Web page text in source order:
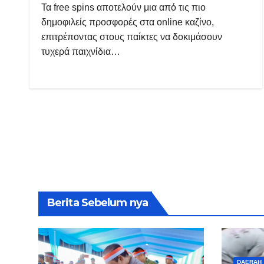
Τα free spins αποτελούν μια από τις πιο
δημοφιλείς προσφορές στα online καζίνο,
επιτρέποντας στους παίκτες να δοκιμάσουν
τυχερά παιχνίδια…
Berita Sebelum nya
DAERAH